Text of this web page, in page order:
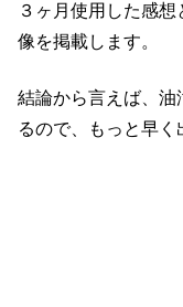
３ヶ月使用した感
像を掲載します。
結論から言えば、油
るので、もっと早く